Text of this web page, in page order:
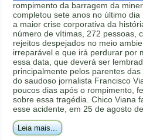
rompimento da barragem da
completou sete anos no último
a maior crise corporativa da
número de vítimas, 272 pessoas,
rejeitos despejados no meio
irreparável e que irá perdurar por
essa data, que deverá ser
principalmente pelos parentes
do saudoso jornalista Francisco
poucos dias após o rompimento,
sobre essa tragédia. Chico Viana
esse acidente, em 25 de agosto
Leia mais...